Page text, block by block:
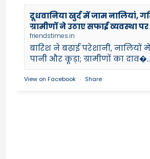
दूधवानिया खुर्द में जाम नालियां,
ग्रामीणों ने उठाए सफाई व्यवस्था
friendstimes.in
बारिश ने बढ़ाई परेशानी, नालियों
पानी और कूड़ा; ग्रामीणों का
View on Facebook · Share